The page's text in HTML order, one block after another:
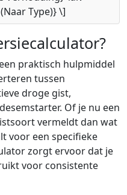
Type)} \]
praktisch hulpmiddel
tussen
droge gist,
Of je nu een
vermeldt dan wat
voor een specifieke
zorgt ervoor dat je
voor consistente